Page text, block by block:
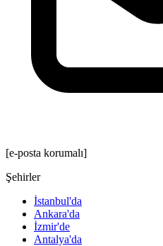
[e-posta korumalı]
Şehirler
İstanbul'da
Ankara'da
İzmir'de
Antalya'da